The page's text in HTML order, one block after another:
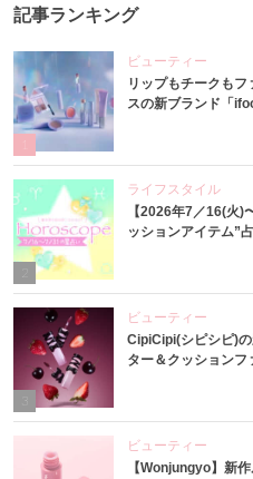
記事ランキング
ビューティー
リップもチークも
スの新ブランド「
2
ライフスタイル
【2026年7／16(火)
ッションアイテム”
3
ビューティー
CipiCipi(シピシピ)
ター＆クッション
ビューティー
【Wonjungyo】新